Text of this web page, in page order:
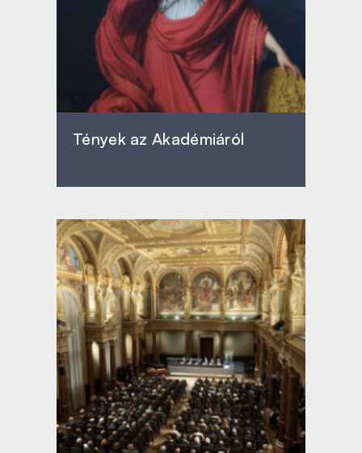
Tények az Akadémiáról